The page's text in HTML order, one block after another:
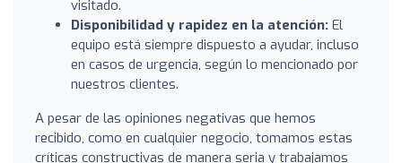
visitado.
Disponibilidad y rapidez en la atención: El
equipo está siempre dispuesto a ayudar, incluso
en casos de urgencia, según lo mencionado por
nuestros clientes.
A pesar de las opiniones negativas que hemos
recibido, como en cualquier negocio, tomamos estas
críticas constructivas de manera seria y trabajamos